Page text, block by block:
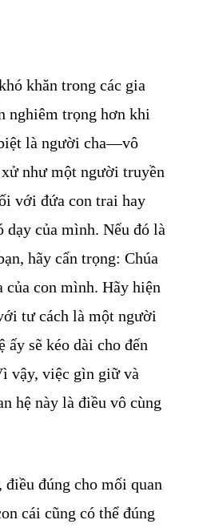
khăn trong các gia
nghiêm trọng hơn khi
là người cha—vô
như một người truyền
với đứa con trai hay
dạy của mình. Nếu đó là
hãy cẩn trọng: Chúa
của con mình. Hãy hiện
tư cách là một người
ấy sẽ kéo dài cho đến
vậy, việc gìn giữ và
hệ này là điều vô cùng
đúng cho mối quan
cái cũng có thể đúng